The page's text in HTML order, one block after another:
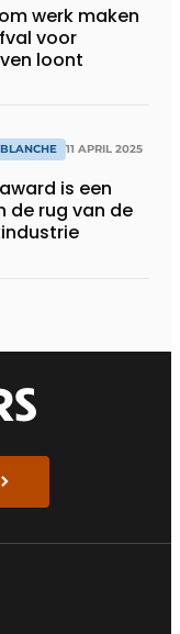
werk maken
voor
loont
11 APRIL 2025
is een
de rug van de